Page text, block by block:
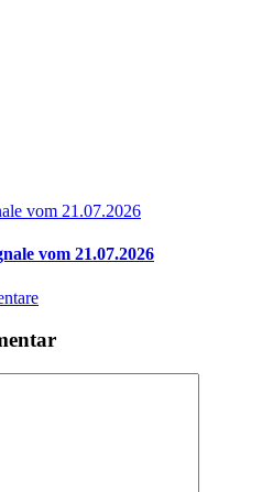
vom 21.07.2026
vom 21.07.2026